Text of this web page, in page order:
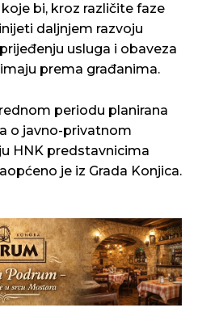
bi, kroz različite faze
daljnjem razvoju
usluga i obaveza
prema građanima.
periodu planirana
o javno-privatnom
HNK predstavnicima
je iz Grada Konjica.